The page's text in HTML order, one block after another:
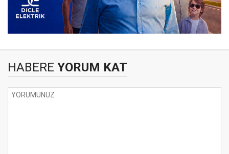
HABERE YORUM KAT